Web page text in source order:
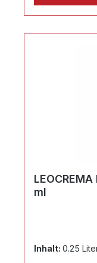
Ihr
ml
Inhalt: 0.25